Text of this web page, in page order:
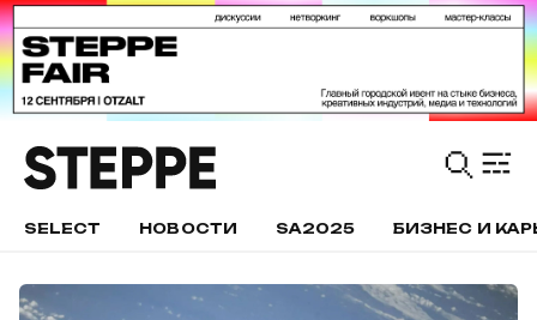
SELECT НОВОСТИ SA2025 БИЗНЕС И